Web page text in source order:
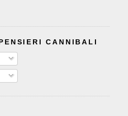
CANNIBALI